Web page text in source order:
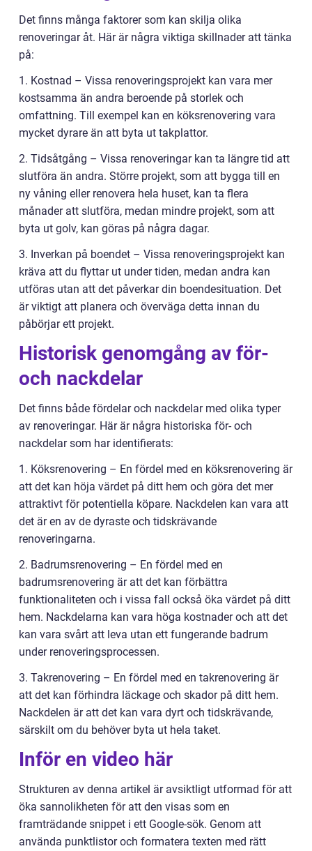
Det finns många faktorer som kan skilja olika
renoveringar åt. Här är några viktiga skillnader att tänka
på:
1. Kostnad – Vissa renoveringsprojekt kan vara mer
kostsamma än andra beroende på storlek och
omfattning. Till exempel kan en köksrenovering vara
mycket dyrare än att byta ut takplattor.
2. Tidsåtgång – Vissa renoveringar kan ta längre tid att
slutföra än andra. Större projekt, som att bygga till en
ny våning eller renovera hela huset, kan ta flera
månader att slutföra, medan mindre projekt, som att
byta ut golv, kan göras på några dagar.
3. Inverkan på boendet – Vissa renoveringsprojekt kan
kräva att du flyttar ut under tiden, medan andra kan
utföras utan att det påverkar din boendesituation. Det
är viktigt att planera och överväga detta innan du
påbörjar ett projekt.
Historisk genomgång av för-
och nackdelar
Det finns både fördelar och nackdelar med olika typer
av renoveringar. Här är några historiska för- och
nackdelar som har identifierats:
1. Köksrenovering – En fördel med en köksrenovering är
att det kan höja värdet på ditt hem och göra det mer
attraktivt för potentiella köpare. Nackdelen kan vara att
det är en av de dyraste och tidskrävande
renoveringarna.
2. Badrumsrenovering – En fördel med en
badrumsrenovering är att det kan förbättra
funktionaliteten och i vissa fall också öka värdet på ditt
hem. Nackdelarna kan vara höga kostnader och att det
kan vara svårt att leva utan ett fungerande badrum
under renoveringsprocessen.
3. Takrenovering – En fördel med en takrenovering är
att det kan förhindra läckage och skador på ditt hem.
Nackdelen är att det kan vara dyrt och tidskrävande,
särskilt om du behöver byta ut hela taket.
Inför en video här
Strukturen av denna artikel är avsiktligt utformad för att
öka sannolikheten för att den visas som en
framträdande snippet i ett Google-sök. Genom att
använda punktlistor och formatera texten med rätt